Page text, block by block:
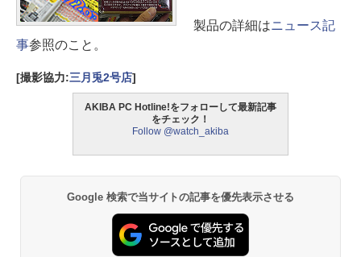
製品の詳細はニュース記
事参照のこと。
[撮影協力:三月兎2号店]
AKIBA PC Hotline!をフォローして最新記事
をチェック！
Follow @watch_akiba
Google 検索で当サイトの記事を優先表示させる